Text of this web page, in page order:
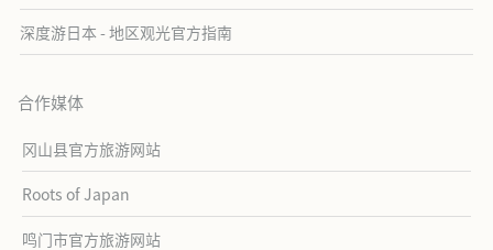
深度游日本 - 地区观光官方指南
合作媒体
冈山县官方旅游网站
Roots of Japan
鸣门市官方旅游网站